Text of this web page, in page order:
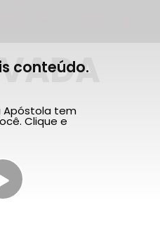
conteúdo.
Apóstola tem
Clique e